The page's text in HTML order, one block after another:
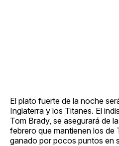
El plato fuerte de la noche
Inglaterra y los Titanes. El
Tom Brady, se asegurará de
febrero que mantienen los de
ganado por pocos puntos en